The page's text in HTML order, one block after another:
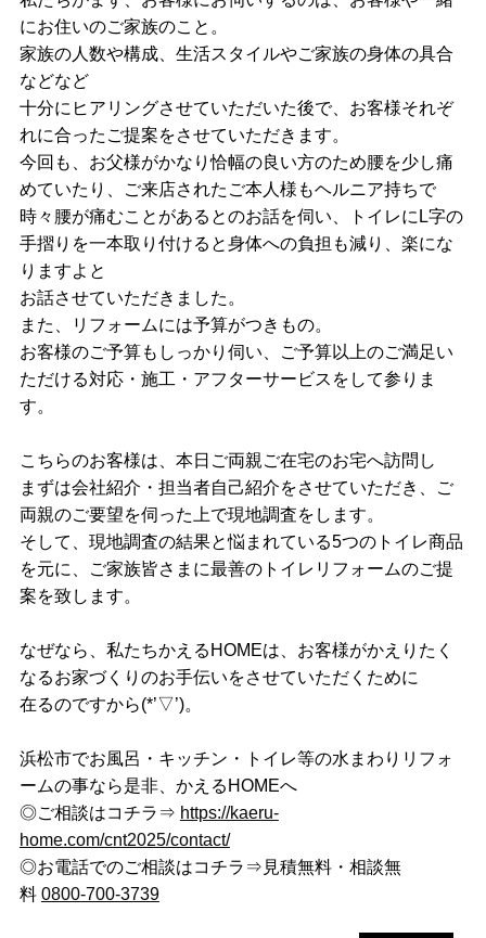
にお住いのご家族のこと。
家族の人数や構成、生活スタイルやご家族の身体の具合
などなど
十分にヒアリングさせていただいた後で、お客様それぞ
れに合ったご提案をさせていただきます。
今回も、お父様がかなり恰幅の良い方のため腰を少し痛
めていたり、ご来店されたご本人様もヘルニア持ちで
時々腰が痛むことがあるとのお話を伺い、トイレにL字の
手摺りを一本取り付けると身体への負担も減り、楽にな
りますよと
お話させていただきました。
また、リフォームには予算がつきもの。
お客様のご予算もしっかり伺い、ご予算以上のご満足い
ただける対応・施工・アフターサービスをして参りま
す。
こちらのお客様は、本日ご両親ご在宅のお宅へ訪問し
まずは会社紹介・担当者自己紹介をさせていただき、ご
両親のご要望を伺った上で現地調査をします。
そして、現地調査の結果と悩まれている5つのトイレ商品
を元に、ご家族皆さまに最善のトイレリフォームのご提
案を致します。
なぜなら、私たちかえるHOMEは、お客様がかえりたく
なるお家づくりのお手伝いをさせていただくために
在るのですから(*’▽’)。
浜松市でお風呂・キッチン・トイレ等の水まわりリフォ
ームの事なら是非、かえるHOMEへ
◎ご相談はコチラ⇒ https://kaeru-
home.com/cnt2025/contact/
◎お電話でのご相談はコチラ⇒見積無料・相談無
料 0800-700-3739